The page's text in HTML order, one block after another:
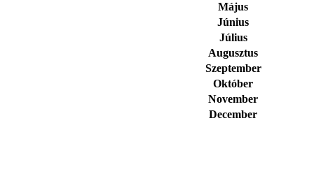
Május
Június
Július
Augusztus
Szeptember
Október
November
December